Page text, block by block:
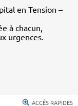
en Tension –
à chacun,
urgences.
ACCÈS RAPIDES